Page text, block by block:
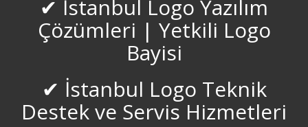
Bitlis Logo Servisi
Bostancı Logo Servisi
✔ İstanbul Logo Yazılım
Çözümleri | Yetkili Logo
Bayisi
✔ İstanbul Logo Teknik
Destek ve Servis Hizmetleri